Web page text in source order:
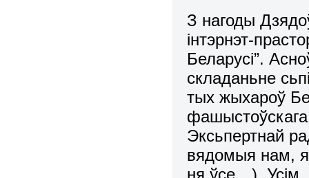
З нагоды
інтэрнэт-
Беларусі”.
складаньне
тых жыхароў
Эксьпертнай
вядомыя нам,
ня ўсе…). Усім,